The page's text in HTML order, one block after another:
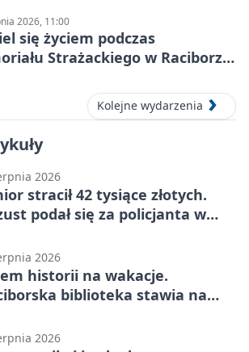
2026, 11:00
się życiem podczas
Strażackiego w Raciborzu
Kolejne wydarzenia
2026
stracił 42 tysiące złotych.
podał się za policjanta w
2026
historii na wakacje.
biblioteka stawia na
2026